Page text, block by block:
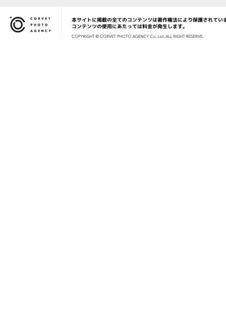
Corvet Photo Agency
本サイトに掲載の全てのコンテンツは著作権法により保護されてい
コンテンツの使用にあたっては料金が発生します。